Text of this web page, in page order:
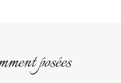
posées